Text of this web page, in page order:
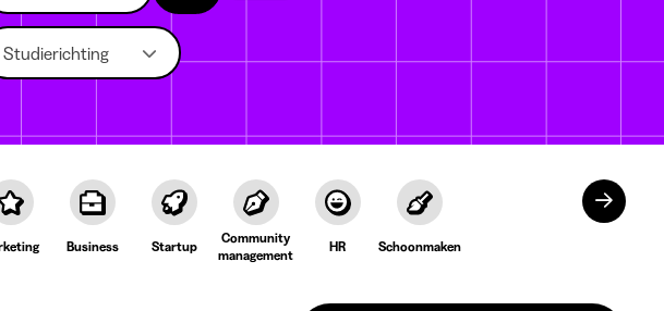
Studierichting
Business Startup
Community
management
HR Schoonmaken